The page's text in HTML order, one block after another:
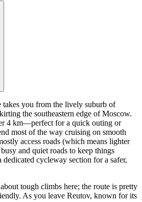
you from the lively suburb of
the southeastern edge of Moscow.
4 km—perfect for a quick outing or
most of the way cruising on smooth
access roads (which means lighter
and quiet roads to keep things
dedicated cycleway section for a safer,
tough climbs here; the route is pretty
As you leave Reutov, known for its